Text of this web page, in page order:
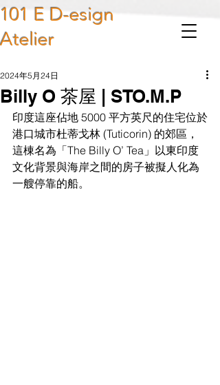
101 E D-esign
Atelier
Billy O 茶屋 | STO.M.P
2024年5月24日
印度這座佔地 5000 平方英尺的住宅位於
港口城市杜蒂戈林 (Tuticorin) 的郊區，
這棟名為「The Billy O’ Tea」以東印度
文化背景與海岸之間的房子被擬人化為
一艘停靠的船。